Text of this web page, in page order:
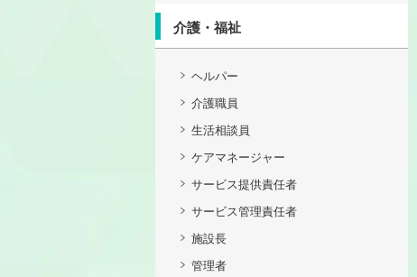
介護・福祉
ヘルパー
介護職員
生活相談員
ケアマネージャー
サービス提供責任者
サービス管理責任者
施設長
管理者